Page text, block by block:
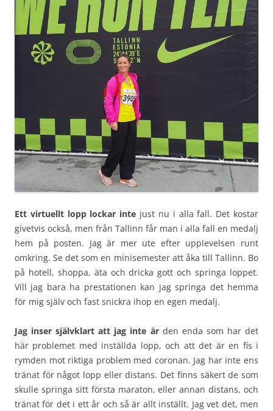
Ett virtuellt lopp lockar inte just nu i alla fall. Det kostar
givetvis också, men från Tallinn får man i alla fall en medalj
hem på posten. Jag är mer ute efter upplevelsen runt
omkring. Se det som en minisemester att åka till Tallinn. Bo
på hotell, shoppa, äta och dricka gott och springa loppet.
Vill jag bara ha prestationen kan jag springa det hemma
för mig själv och fast snickra ihop en egen medalj.
Jag inser självklart att jag inte ärden enda som har det
här problemet med inställda lopp, och att det är en fis i
rymden mot riktiga problem med coronan. Jag har inte ens
tränat för något lopp eller distans. Det finns säkert de som
skulle springa sitt första maraton, eller annan distans, och
tränat för det i ett år och så är allt inställt. Jag vet det, men